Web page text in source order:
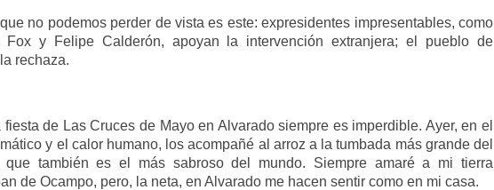
no podemos perder de vista es este: expresidentes impresentables, como
Fox y Felipe Calderón, apoyan la intervención extranjera; el pueblo de
rechaza.
fiesta de Las Cruces de Mayo en Alvarado siempre es imperdible. Ayer, en el
y el calor humano, los acompañé al arroz a la tumbada más grande del
que también es el más sabroso del mundo. Siempre amaré a mi tierra
de Ocampo, pero, la neta, en Alvarado me hacen sentir como en mi casa.